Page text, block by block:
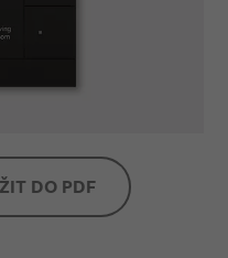
slave“.
DO PDF